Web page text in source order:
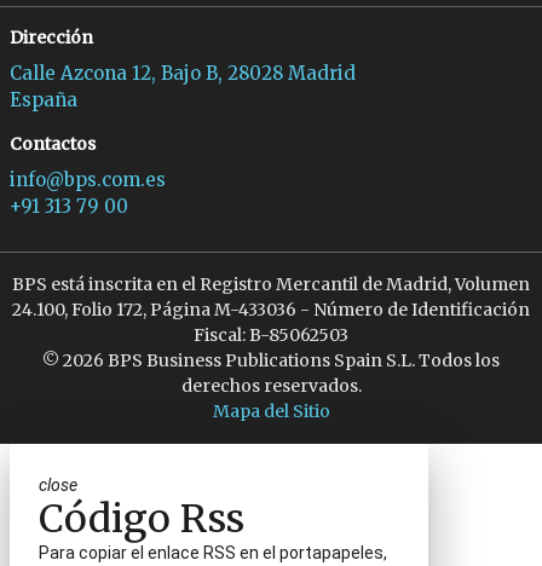
Dirección
Calle Azcona 12, Bajo B, 28028 Madrid
España
Contactos
info@bps.com.es
+91 313 79 00
BPS está inscrita en el Registro Mercantil de Madrid, Volumen
24.100, Folio 172, Página M-433036 - Número de Identificación
Fiscal: B-85062503
© 2026 BPS Business Publications Spain S.L. Todos los
derechos reservados.
Mapa del Sitio
close
Código Rss
Para copiar el enlace RSS en el portapapeles,